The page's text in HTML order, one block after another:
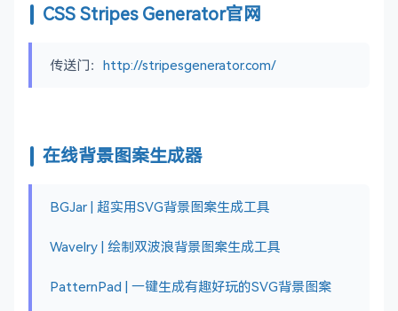
CSS Stripes Generator官网
传送门： http://stripesgenerator.com/
在线背景图案生成器
BGJar | 超实用SVG背景图案生成工具
Wavelry | 绘制双波浪背景图案生成工具
PatternPad | 一键生成有趣好玩的SVG背景图案